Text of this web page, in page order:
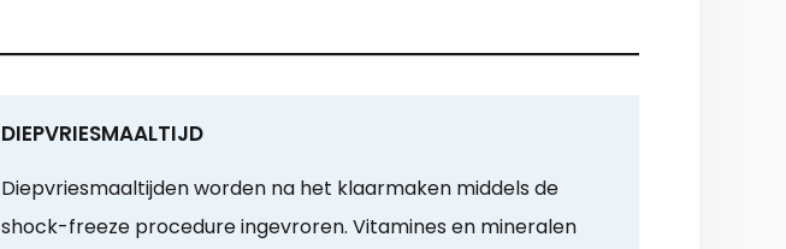
DIEPVRIESMAALTIJD
Diepvriesmaaltijden worden na het klaarmaken middels de
shock-freeze procedure ingevroren. Vitamines en mineralen